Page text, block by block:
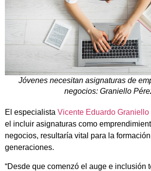
Jóvenes necesitan asignaturas de
negocios: Graniello
El especialista Vicente Eduardo Graniello
el incluir asignaturas como
negocios, resultaría vital para la
generaciones.
“Desde que comenzó el auge e inclusión